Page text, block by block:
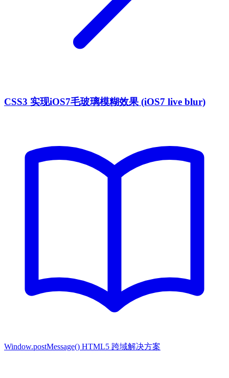
CSS3 实现iOS7毛玻璃模糊效果 (iOS7 live blur)
Window.postMessage() HTML5 跨域解决方案